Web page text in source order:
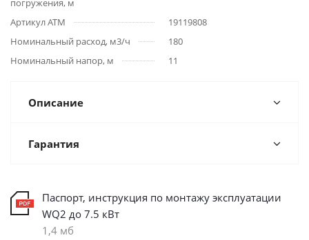
погружения, м
Артикул АТМ
19119808
Номинальный расход, м3/ч
180
Номинальный напор, м
11
Описание
Гарантия
Паспорт, инструкция по монтажу эксплуатации
WQ2 до 7.5 кВт
1,4 мб